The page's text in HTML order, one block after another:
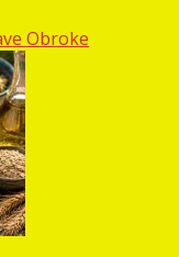
Obroke